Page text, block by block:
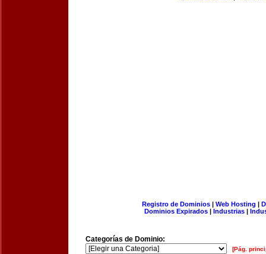
Registro de Dominios| Web Hosting |
Dominios Expirados | Industrias |
Categorías de Dominio:
[Pág.